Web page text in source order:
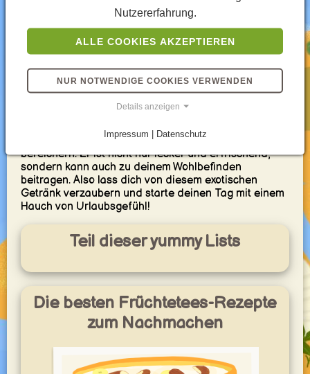
er dich und bringt mit seiner exotischen Note
Schwung in deinen Tag.
Probiere doch mal Hibiskustee mit frischen Früchten
verleiht dem Tee eine zusätzliche Frische. Für einen
besonders sommerlichen Genuss kannst du ihn sogar
zu einem erfrischenden Eistee zubereiten.
Hibiskustee ist ein toller Weg, um deinen
Frühstückstisch mit Farbe und Geschmack zu
bereichern. Er ist nicht nur lecker und erfrischend,
sondern kann auch zu deinem Wohlbefinden
beitragen. Also lass dich von diesem exotischen
Getränk verzaubern und starte deinen Tag mit einem
Hauch von Urlaubsgefühl!
Teil dieser yummy Lists
Die besten Früchtetees-Rezepte
zum Nachmachen
Nutzererfahrung.
ALLE COOKIES AKZEPTIEREN
NUR NOTWENDIGE COOKIES VERWENDEN
Details anzeigen
Impressum | Datenschutz